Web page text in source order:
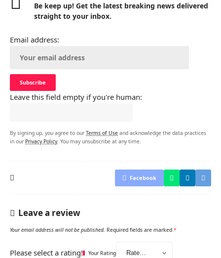
Be keep up! Get the latest breaking news delivered
straight to your inbox.
Email address:
Leave this field empty if you're human:
By signing up, you agree to our Terms of Use and acknowledge the data practices
in our Privacy Policy. You may unsubscribe at any time.
Facebook
Leave a review
Your email address will not be published. Required fields are marked *
Please select a rating! Your Rating